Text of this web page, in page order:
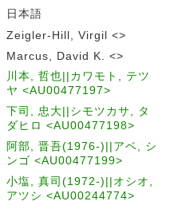
日本語
Zeigler-Hill, Virgil <>
Marcus, David K. <>
川本, 哲也||カワモト, テツ
ヤ <AU00477197>
下司, 忠大||シモツカサ, タ
ダヒロ <AU00477198>
阿部, 晋吾(1976-)||アベ, シ
ンゴ <AU00477199>
小塩, 真司(1972-)||オシオ,
アツシ <AU00244774>